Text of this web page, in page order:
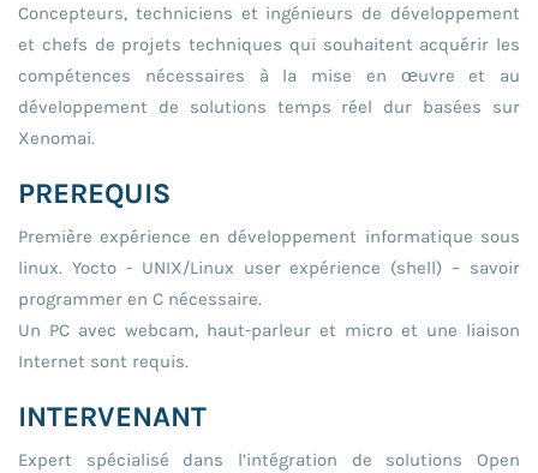
Concepteurs, techniciens et ingénieurs de développement
et chefs de projets techniques qui souhaitent acquérir les
compétences nécessaires à la mise en œuvre et au
développement de solutions temps réel dur basées sur
Xenomai.
PREREQUIS
Première expérience en développement informatique sous
linux. Yocto - UNIX/Linux user expérience (shell) – savoir
programmer en C nécessaire.
Un PC avec webcam, haut-parleur et micro et une liaison
Internet sont requis.
INTERVENANT
Expert spécialisé dans l’intégration de solutions Open